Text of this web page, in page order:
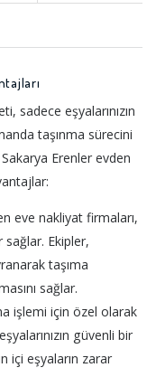
sadece eşyalarınızın
taşınma sürecini
Erenler evden
eve nakliyat firmaları,
Ekipler,
taşıma
sağlar.
işlemi için özel olarak
güvenli bir
içi eşyaların zarar